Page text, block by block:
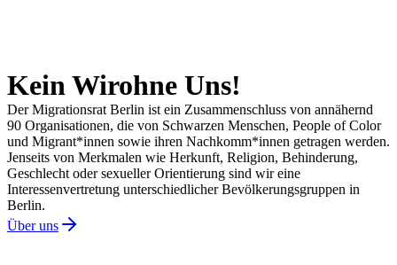
Kein Wirohne Uns!
Der Migrationsrat Berlin ist ein Zusammenschluss von annähernd
90 Organisationen, die von Schwarzen Menschen, People of Color
und Migrant*innen sowie ihren Nachkomm*innen getragen werden.
Jenseits von Merkmalen wie Herkunft, Religion, Behinderung,
Geschlecht oder sexueller Orientierung sind wir eine
Interessenvertretung unterschiedlicher Bevölkerungsgruppen in
Berlin.
Über uns